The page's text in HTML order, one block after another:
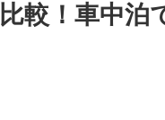
較！車中泊